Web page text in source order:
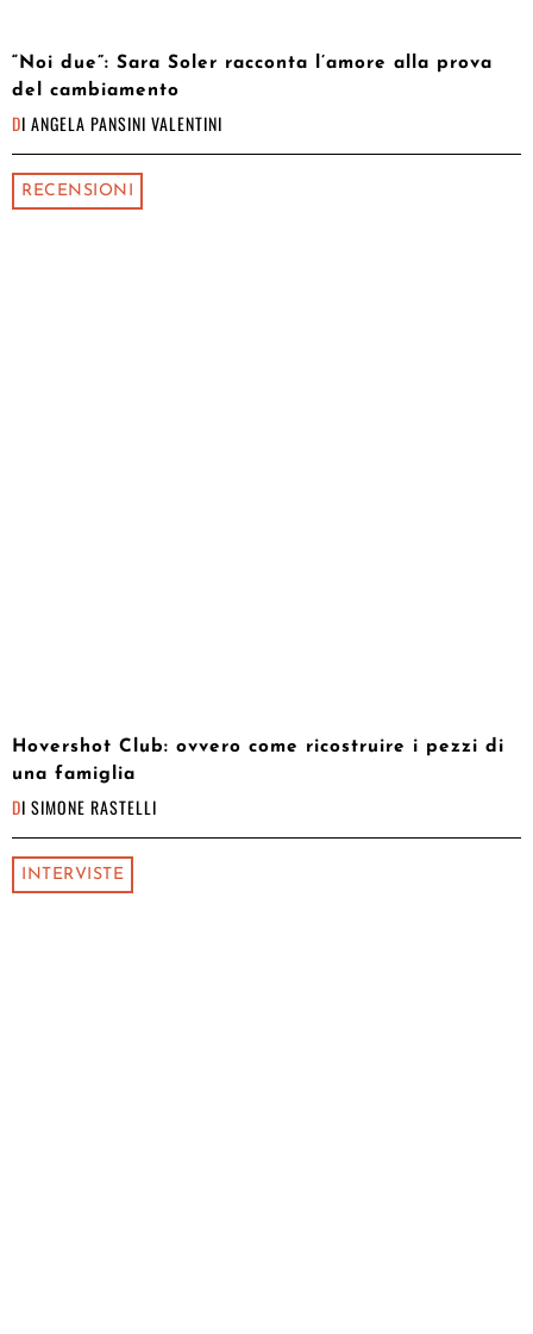
“Noi due”: Sara Soler racconta l’amore alla prova
del cambiamento
DI ANGELA PANSINI VALENTINI
RECENSIONI
Hovershot Club: ovvero come ricostruire i pezzi di
una famiglia
DI SIMONE RASTELLI
INTERVISTE